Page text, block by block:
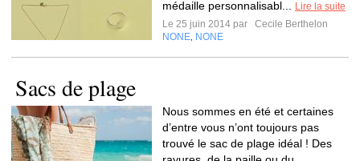
médaille personnalisabl...
Lire la suite
Le 25 juin 2014 par
Cecile Berthelon
NONE NONE
Sacs de plage
Nous sommes en été et certaines
d’entre vous n’ont toujours pas
trouvé le sac de plage idéal ! Des